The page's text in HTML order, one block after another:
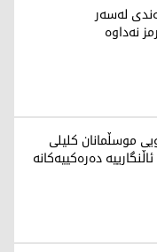
لەسەر
نەداوە
موسڵمانان کلیلی
دەرەکییەکانە